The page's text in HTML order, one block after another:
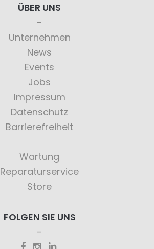
ÜBER UNS
Unternehmen
News
Events
Jobs
Impressum
Datenschutz
Barrierefreiheit
Wartung
Reparaturservice
Store
FOLGEN SIE UNS